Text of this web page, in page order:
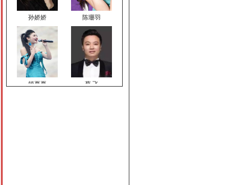
孙娇娇 陈珊羽
顿夏夏 蔡 飞